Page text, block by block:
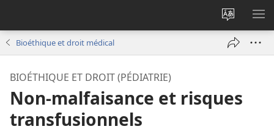
Changer
la
langue
Bioéthique et droit médical
BIOÉTHIQUE ET DROIT (PÉDIATRIE)
Non-malfaisance et risques
transfusionnels